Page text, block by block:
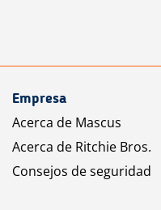
Empresa
Acerca de Mascus
Acerca de Ritchie Bros.
Consejos de seguridad